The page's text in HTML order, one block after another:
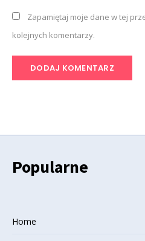
Zapamiętaj moje dane w tej
kolejnych komentarzy.
Popularne
Home